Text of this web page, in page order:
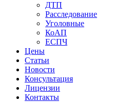
ДТП
Расследование
Уголовные
КоАП
ЕСПЧ
Цены
Статьи
Новости
Консультация
Лицензии
Контакты